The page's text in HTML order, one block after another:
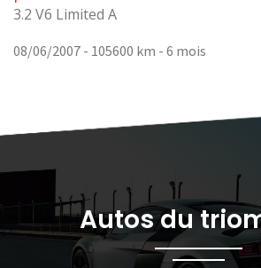
3.2 V6 Limited A
08/06/2007 - 105600 km - 6 mois
Autos du